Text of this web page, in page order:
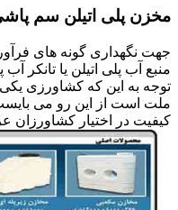
مخزن پلی اتیلن سم
جهت نگهداری گونه های
منبع آب پلی اتیلن یا تانکر
توجه به این که کشاورزی
ملت است از این رو می
کیفیت در اختیار کشاورزان